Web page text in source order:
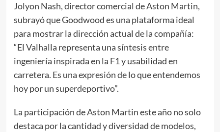
Jolyon Nash, director comercial de Aston Martin,
subrayó que Goodwood es una plataforma ideal
para mostrar la dirección actual de la compañía:
“El Valhalla representa una síntesis entre
ingeniería inspirada en la F1 y usabilidad en
carretera. Es una expresión de lo que entendemos
hoy por un superdeportivo”.
La participación de Aston Martin este año no solo
destaca por la cantidad y diversidad de modelos,